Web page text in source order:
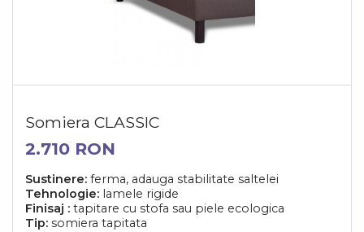
Somiera CLASSIC
2.710 RON
Sustinere: ferma, adauga stabilitate saltelei
Tehnologie: lamele rigide
Finisaj : tapitare cu stofa sau piele ecologica
Tip: somiera tapitata